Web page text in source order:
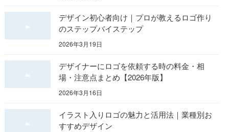
デザイン初心者向け｜プロが教えるロゴ作り
のステップバイステップ
2026年3月19日
デザイナーにロゴを依頼する時の料金・相
場・注意点まとめ【2026年版】
2026年3月16日
イラスト入りロゴの魅力と活用法｜業種別お
すすめデザイン